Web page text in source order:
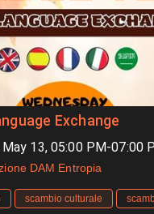
Exchange
13, 05:00 PM-07:00
DAM Entropia
scambio culturale